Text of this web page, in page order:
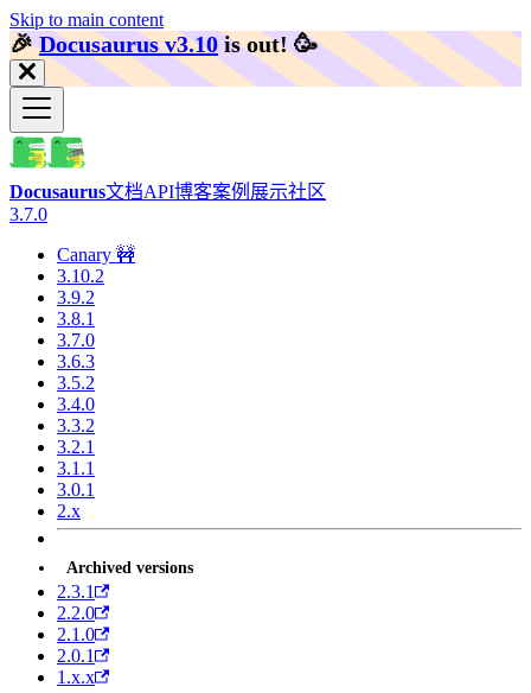
Skip to main content
🎉️Docusaurus v3.10 is out! 🥳️
Docusaurus文档API博客案例展示社区
3.7.0
Canary 🚧
3.10.2
3.9.2
3.8.1
3.7.0
3.6.3
3.5.2
3.4.0
3.3.2
3.2.1
3.1.1
3.0.1
2.x
Archived versions
2.3.1
2.2.0
2.1.0
2.0.1
1.x.x